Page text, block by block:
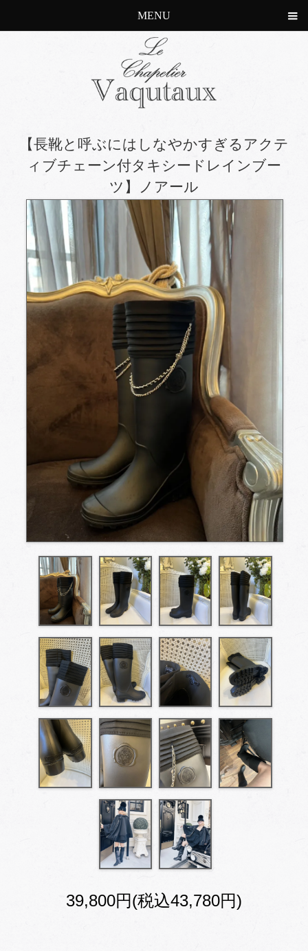
MENU
【長靴と呼ぶにはしなやかすぎるアクテ
ィブチェーン付タキシードレインブー
ツ】ノアール
39,800円(税込43,780円)